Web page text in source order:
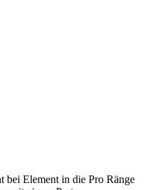
bei Element in die Pro Ränge